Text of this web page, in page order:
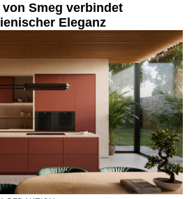
Smeg verbindet
Eleganz